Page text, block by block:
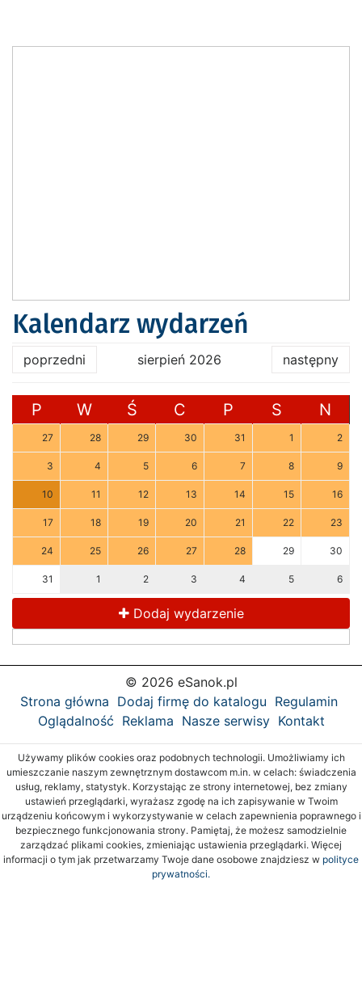
Kalendarz wydarzeń
poprzedni sierpień 2026 następny
P W Ś C P S N
27 28 29 30 31 1 2
3 4 5 6 7 8 9
10 11 12 13 14 15 16
17 18 19 20 21 22 23
24 25 26 27 28 29 30
31 1 2 3 4 5 6
Dodaj wydarzenie
© 2026 eSanok.pl
Strona główna Dodaj firmę do katalogu Regulamin
Oglądalność Reklama Nasze serwisy Kontakt
Używamy plików cookies oraz podobnych technologii. Umożliwiamy ich
umieszczanie naszym zewnętrznym dostawcom m.in. w celach: świadczenia
usług, reklamy, statystyk. Korzystając ze strony internetowej, bez zmiany
ustawień przeglądarki, wyrażasz zgodę na ich zapisywanie w Twoim
urządzeniu końcowym i wykorzystywanie w celach zapewnienia poprawnego i
bezpiecznego funkcjonowania strony. Pamiętaj, że możesz samodzielnie
zarządzać plikami cookies, zmieniając ustawienia przeglądarki. Więcej
informacji o tym jak przetwarzamy Twoje dane osobowe znajdziesz w polityce
prywatności.